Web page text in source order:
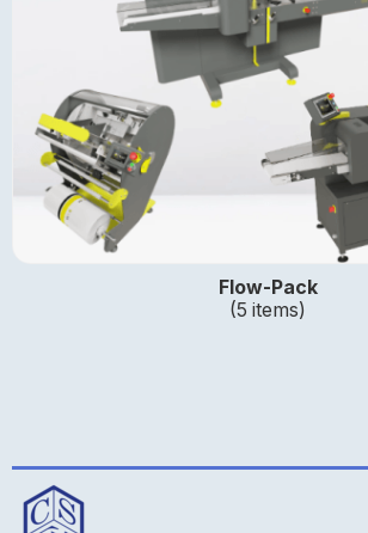
Flow-Pack
(5 items)